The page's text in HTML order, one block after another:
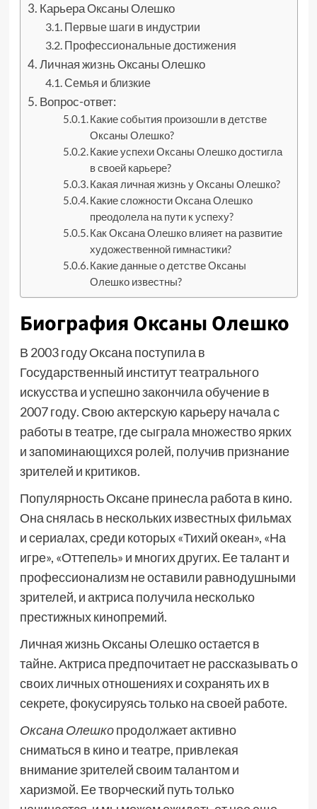
Карьера Оксаны Олешко
Первые шаги в индустрии
Профессиональные достижения
Личная жизнь Оксаны Олешко
Семья и близкие
Вопрос-ответ:
Какие события произошли в детстве
Оксаны Олешко?
Какие успехи Оксаны Олешко достигла
в своей карьере?
Какая личная жизнь у Оксаны Олешко?
Какие сложности Оксана Олешко
преодолела на пути к успеху?
Как Оксана Олешко влияет на развитие
художественной гимнастики?
Какие данные о детстве Оксаны
Олешко известны?
Биография Оксаны Олешко
В 2003 году Оксана поступила в
Государственный институт театрального
искусства и успешно закончила обучение в
2007 году. Свою актерскую карьеру начала с
работы в театре, где сыграла множество ярких
и запоминающихся ролей, получив признание
зрителей и критиков.
Популярность Оксане принесла работа в кино.
Она снялась в нескольких известных фильмах
и сериалах, среди которых «Тихий океан», «На
игре», «Оттепель» и многих других. Ее талант и
профессионализм не оставили равнодушными
зрителей, и актриса получила несколько
престижных кинопремий.
Личная жизнь Оксаны Олешко остается в
тайне. Актриса предпочитает не рассказывать о
своих личных отношениях и сохранять их в
секрете, фокусируясь только на своей работе.
Оксана Олешкопродолжает активно
сниматься в кино и театре, привлекая
внимание зрителей своим талантом и
харизмой. Ее творческий путь только